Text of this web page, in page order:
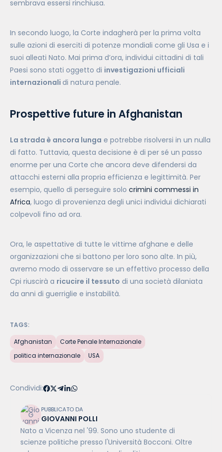
sembrava essersi rinchiusa.
In secondo luogo, la Corte indagherà per la prima volta
sulle azioni di eserciti di potenze mondiali come gli Usa e i
suoi alleati Nato. Mai prima d’ora, individui cittadini di tali
Paesi sono stati oggetto di investigazioni ufficiali
internazionali di natura penale.
Prospettive future in Afghanistan
La strada è ancora lunga e potrebbe risolversi in un nulla
di fatto. Tuttavia, questa decisione è di per sé un passo
enorme per una Corte che ancora deve difendersi da
attacchi esterni alla propria efficienza e legittimità. Per
esempio, quello di perseguire solo crimini commessi in
Africa, luogo di provenienza degli unici individui dichiarati
colpevoli fino ad ora.
Ora, le aspettative di tutte le vittime afghane e delle
organizzazioni che si battono per loro sono alte. In più,
avremo modo di osservare se un effettivo processo della
Cpi riuscirà a ricucire il tessuto di una società dilaniata
da anni di guerriglie e instabilità.
TAGS:
Afghanistan
Corte Penale Internazionale
politica internazionale
USA
Condividi:
PUBBLICATO DA
GIOVANNI POLLI
Nato a Vicenza nel '99. Sono uno studente di
scienze politiche presso l'Università Bocconi. Oltre